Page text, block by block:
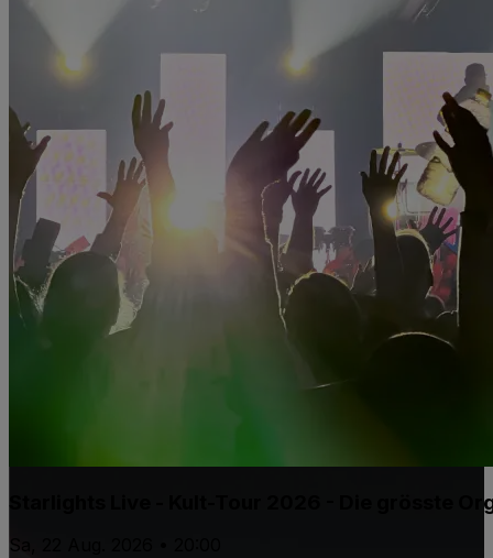
Starlights Live - Kult-Tour 2026 - Die grösste
Sa, 22 Aug. 2026 • 20:00